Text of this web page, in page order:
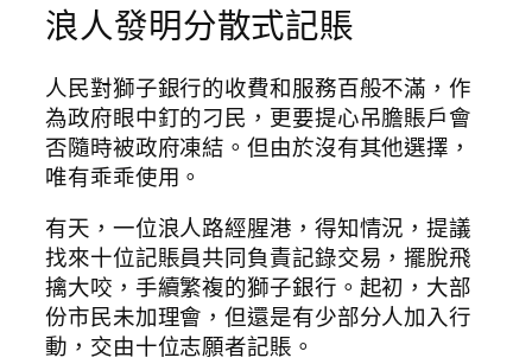
浪人發明分散式記賬
人民對獅子銀行的收費和服務百般不滿，作
為政府眼中釘的刁民，更要提心吊膽賬戶會
否隨時被政府凍結。但由於沒有其他選擇，
唯有乖乖使用。
有天，一位浪人路經腥港，得知情況，提議
找來十位記賬員共同負責記錄交易，擺脫飛
擒大咬，手續繁複的獅子銀行。起初，大部
份市民未加理會，但還是有少部分人加入行
動，交由十位志願者記賬。